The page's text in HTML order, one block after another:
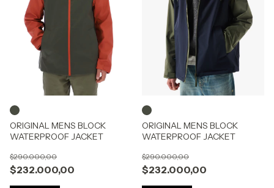
ORIGINAL MENS BLOCK
WATERPROOF JACKET
$232.000,00
$290.000,00
ORIGINAL MENS BLOCK
WATERPROOF JACKET
$232.000,00
$290.000,00